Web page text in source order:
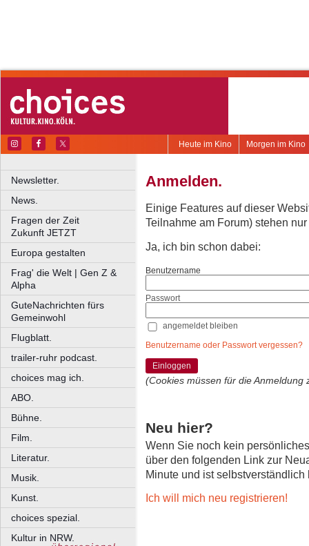
Morgen im Kino
Heute im Kino
Newsletter.
News.
Fragen der Zeit
Zukunft JETZT
Europa gestalten
Frag' die Welt | Gen Z &
Alpha
GuteNachrichten fürs
Gemeinwohl
Flugblatt.
trailer-ruhr podcast.
choices mag ich.
ABO.
Bühne.
Film.
Literatur.
Musik.
Kunst.
choices spezial.
Kultur in NRW.
Anmelden.
Einige Features auf dieser
Teilnahme am Forum) stehen
Ja, ich bin schon dabei:
Benutzername
Passwort
angemeldet bleiben
Benutzername oder Passwort vergessen?
Einloggen
(Cookies müssen für die Anmeldung
Neu hier?
Wenn Sie noch kein
über den folgenden Link zur
Minute und ist selbstverständlich
Ich will mich neu registrieren!